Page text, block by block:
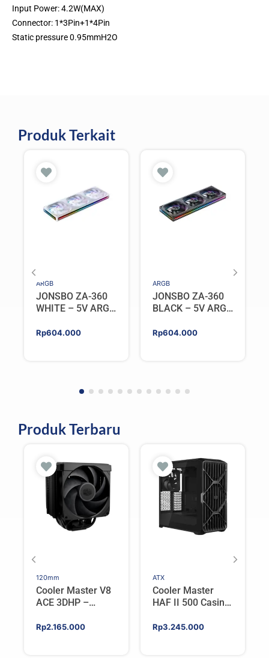
Input Power: 4.2W(MAX)
Connector: 1*3Pin+1*4Pin
Static pressure 0.95mmH2O
Produk Terkait
ARGB
JONSBO ZA-360
WHITE – 5V ARGB
Rp604.000
ARGB
JONSBO ZA-360
BLACK – 5V ARGB
Rp604.000
Produk Terbaru
120mm
Cooler Master V8
ACE 3DHP –
Tower CPU Cooler
Rp2.165.000
ATX
Cooler Master
HAF II 500 Casing
Tower ATX
Rp3.245.000